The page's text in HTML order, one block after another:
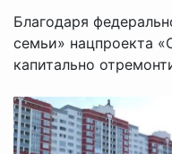
Благодаря
семьи» нацпроекта
капитально